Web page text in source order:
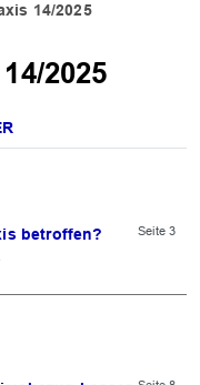
14/2025
2025
betroffen? Seite 3